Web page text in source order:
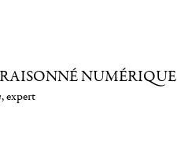
NUMÉRIQUE
, expert